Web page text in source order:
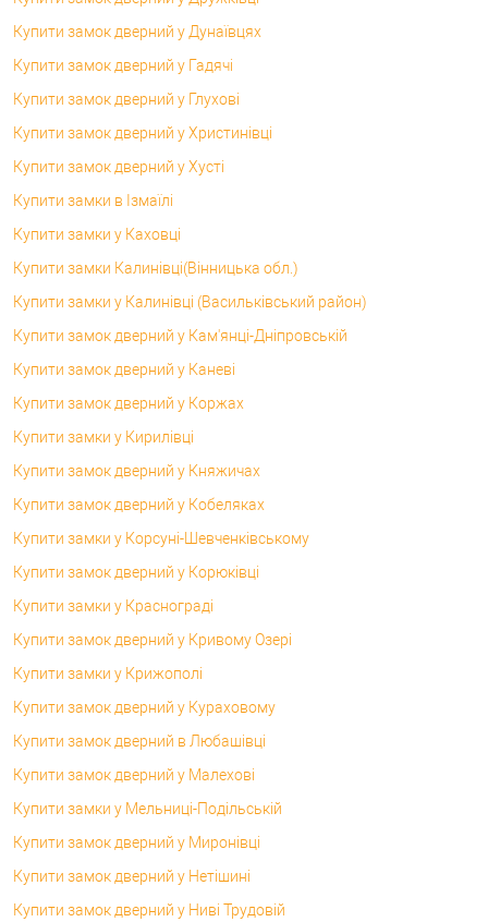
Купити замок дверний у Дунаївцях
Купити замок дверний у Гадячі
Купити замок дверний у Глухові
Купити замок дверний у Христинівці
Купити замок дверний у Хусті
Купити замки в Ізмаїлі
Купити замки у Каховці
Купити замки Калинівці(Вінницька обл.)
Купити замки у Калинівці (Васильківський район)
Купити замок дверний у Кам'янці-Дніпровській
Купити замок дверний у Каневі
Купити замок дверний у Коржах
Купити замки у Кирилівці
Купити замок дверний у Княжичах
Купити замок дверний у Кобеляках
Купити замки у Корсунi-Шевченківському
Купити замок дверний у Корюківці
Купити замки у Краснограді
Купити замок дверний у Кривому Озері
Купити замки у Крижополі
Купити замок дверний у Кураховому
Купити замок дверний в Любашівці
Купити замок дверний у Малехові
Купити замки у Мельниці-Подільській
Купити замок дверний у Миронівці
Купити замок дверний у Нетішині
Купити замок дверний у Ниві Трудовій